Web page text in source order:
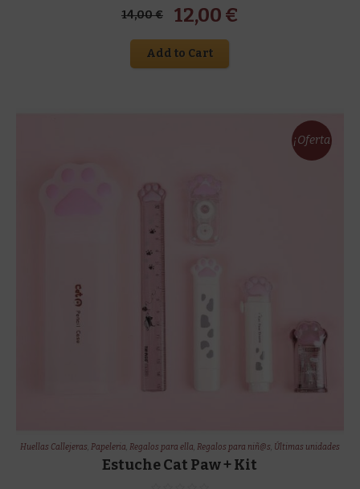
14,00€
El
precio
original
12,00 €
Add to Cart
¡Oferta
Huellas Callejeras, Papeleria, Regalos para ella, Regalos para niñ@s, Últimas unidades
Estuche Cat Paw + Kit